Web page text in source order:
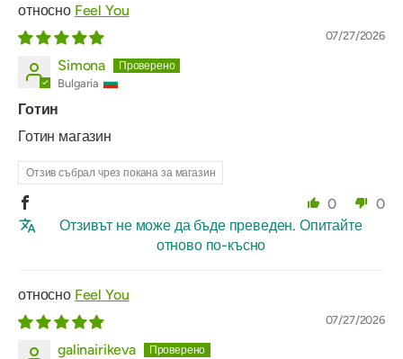
Feel You
07/27/2026
Simona
Bulgaria
Готин
Готин магазин
Отзив събрал чрез покана за магазин
0
0
Отзивът не може да бъде преведен. Опитайте
отново по-късно
Feel You
07/27/2026
galinairikeva